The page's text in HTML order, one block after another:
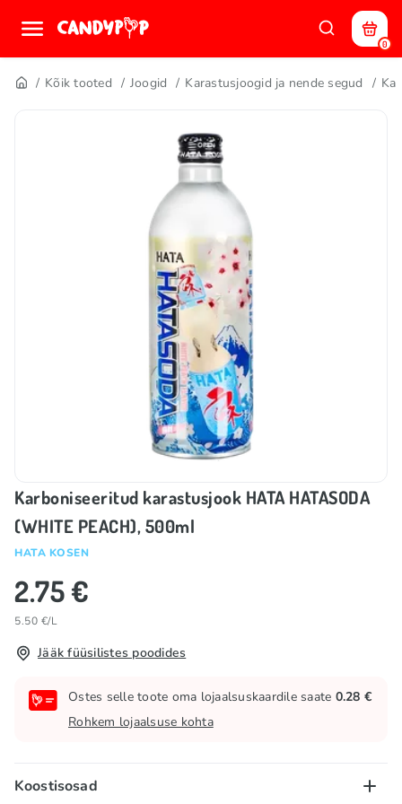
0
Kõik tooted Joogid Karastusjoogid ja nende segud
Karboniseeritud karastusjook HATA HATASODA
(WHITE PEACH), 500ml
HATA KOSEN
2.75 €
5.50 €/L
Jääk füüsilistes poodides
Ostes selle toote oma lojaalsuskaardile saate 0.28 €
Rohkem lojaalsuse kohta
Koostisosad